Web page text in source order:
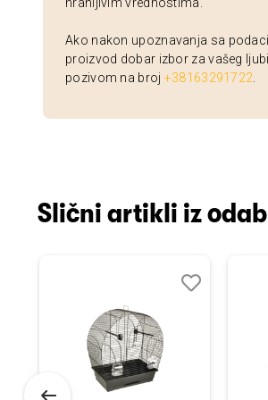
Ako nakon upoznavanja sa
proizvod dobar izbor za vašeg
pozivom na broj +38163291722
Slični artikli iz